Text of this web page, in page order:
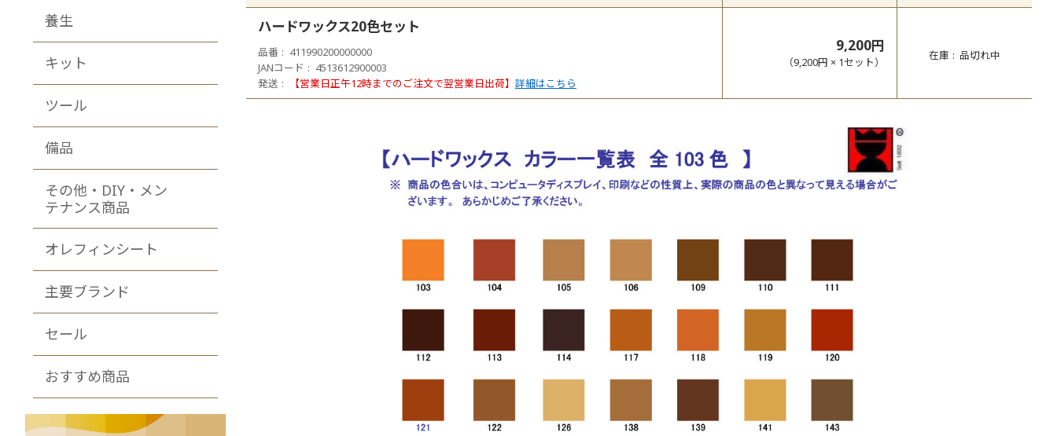
ハードワックス20色セット
品番
411990200000000
JANコード
4513612900003
発送
【営業日正午12時までのご注文で翌営業日出荷】 詳細はこちら
9,200円
（9,200円 × 1セット） 在庫 品切れ中
養生
キット
ツール
備品
その他・DIY・メン
テナンス商品
オレフィンシート
主要ブランド
セール
おすすめ商品